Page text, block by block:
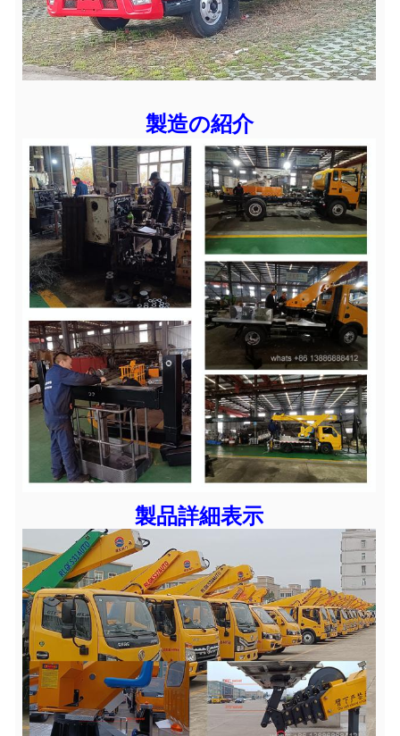
製造の紹介
製品詳細表示